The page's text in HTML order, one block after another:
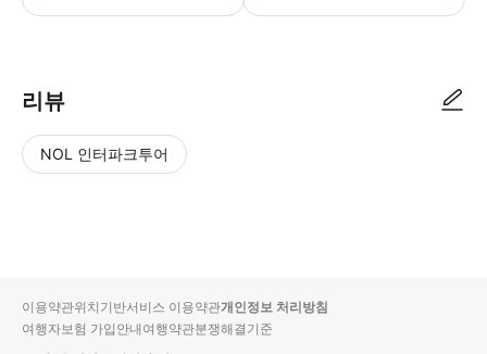
리뷰
NOL 인터파크투어
입니
다.
순
상
이용약관위치기반서비스 이용약관개인정보 처리방침
여행자보험 가입안내여행약관분쟁해결기준